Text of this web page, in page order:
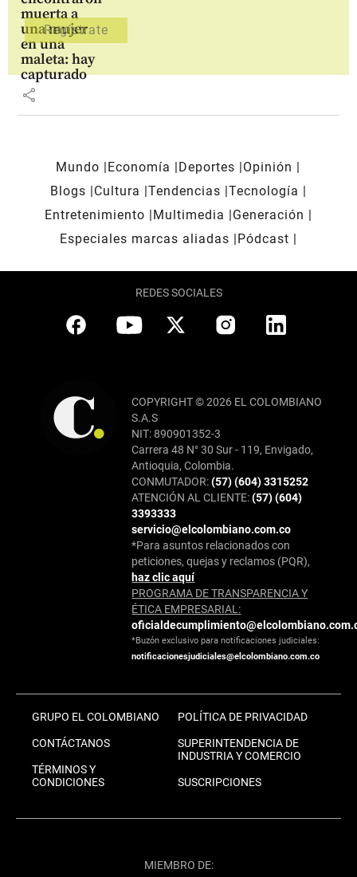
muerta a
una mujer
en una
maleta: hay
capturado
share
Mundo Economía Deportes
Opinión
Blogs
Cultura Tendencias Tecnología
Entretenimiento
Multimedia
Generación
Especiales marcas aliadas
Pódcast
REDES SOCIALES
COPYRIGHT © 2026 EL COLOMBIANO
S.A.S
NIT: 890901352-3
Carrera 48 N° 30 Sur - 119, Envigado,
Antioquia, Colombia.
CONMUTADOR:(57) (604) 3315252
ATENCIÓN AL CLIENTE:(57) (604)
3393333
servicio@elcolombiano.com.co
*Para asuntos relacionados con
peticiones, quejas y reclamos (PQR),
haz clic aquí
PROGRAMA DE TRANSPARENCIA Y
ÉTICA EMPRESARIAL:
*Buzón exclusivo para notificaciones judiciales:
notificacionesjudiciales@elcolombiano.com.co
GRUPO EL COLOMBIANO
CONTÁCTANOS
TÉRMINOS Y
CONDICIONES
POLÍTICA DE PRIVACIDAD
SUPERINTENDENCIA DE
INDUSTRIA Y COMERCIO
SUSCRIPCIONES
MIEMBRO DE: